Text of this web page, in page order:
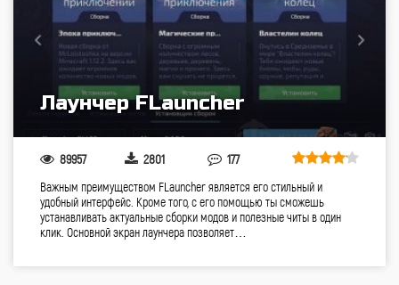
Лаунчер FLauncher
89957 2801 177
Важным преимуществом FLauncher является его стильный и
удобный интерфейс. Кроме того, с его помощью ты сможешь
устанавливать актуальные сборки модов и полезные читы в один
клик. Основной экран лаунчера позволяет…